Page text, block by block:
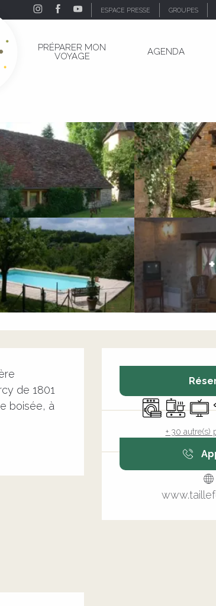
ESPACE PRESSE GROUPES
PRÉPARER MON
VOYAGE
AGENDA
Lave linge
Plaque
+ 30 autre(s)
de 1801
boisée, à